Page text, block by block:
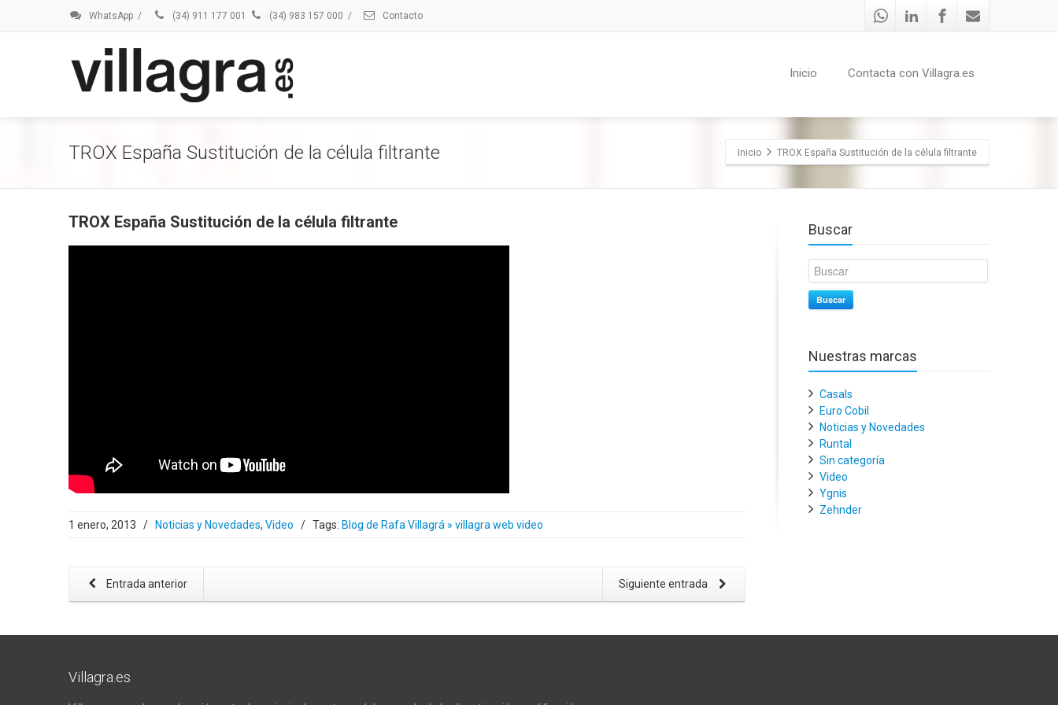
WhatsApp / (34) 911 177 001 (34) 983 157 000 / Contacto
Inicio Contacta con Villagra.es
TROX España Sustitución de la célula filtrante Inicio TROX España Sustitución de la célula filtrante
TROX España Sustitución de la célula filtrante
1 enero, 2013 / Noticias y Novedades, Video / Tags: Blog de Rafa Villagrá » villagra web video
Siguiente entrada
Entrada anterior
Buscar
Buscar
Nuestras marcas
Casals
Euro Cobil
Noticias y Novedades
Runtal
Sin categoría
Video
Ygnis
Zehnder
Villagra.es